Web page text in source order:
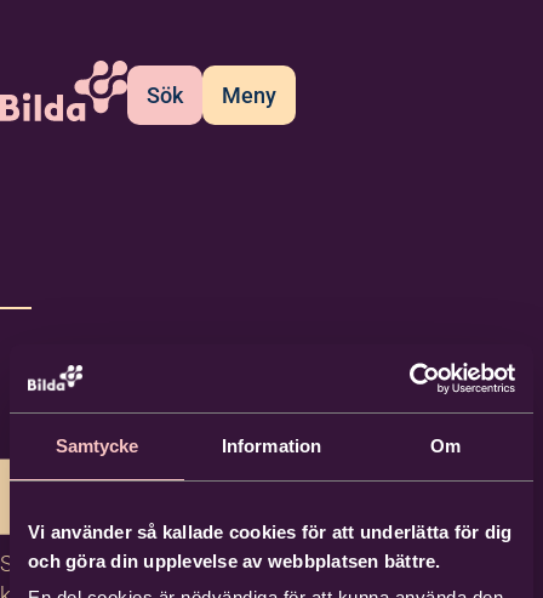
Samtycke Information Om
Vi använder så kallade cookies för att underlätta för dig
och göra din upplevelse av webbplatsen bättre.
Sök Meny
Studiecirklar,